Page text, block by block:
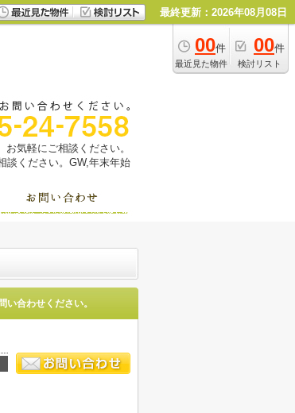
最終更新：2026年08月08日
00件
最近見た物件
00件
検討リスト
気軽にご相談ください。
談ください。GW,年末年始
い合わせください。